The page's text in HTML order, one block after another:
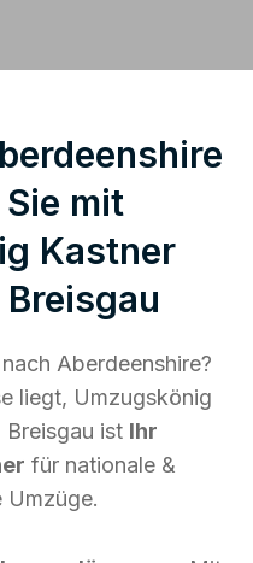
mit
Kastner
Aberdeenshire?
liegt, Umzugskönig
Breisgau ist Ihr
für nationale &
Umzüge.